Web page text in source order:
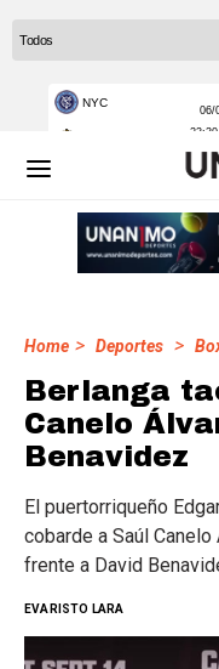
Home > Deportes >
Berlanga
Canelo
Benavidez
El puertorriqueño
cobarde a Saúl
frente a David
EVARISTO LARA